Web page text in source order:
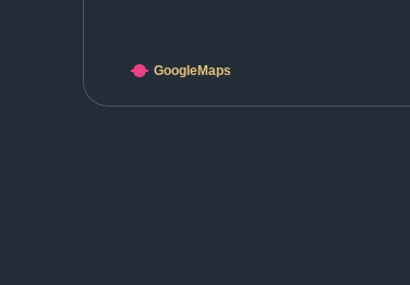
GoogleMaps